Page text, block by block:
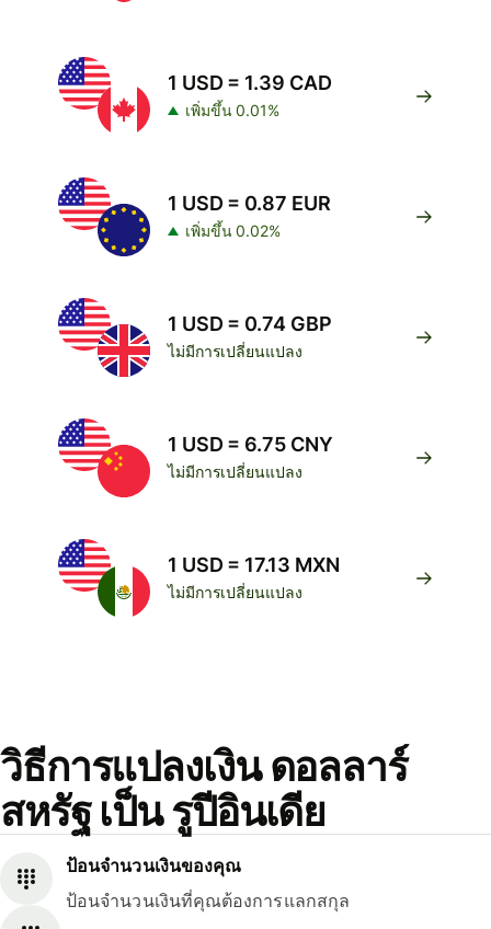
1 USD = 1.39 CAD
เพิ่มขึ้น 0.01%
1 USD = 0.87 EUR
เพิ่มขึ้น 0.02%
1 USD = 0.74 GBP
ไม่มีการเปลี่ยนแปลง
1 USD = 6.75 CNY
ไม่มีการเปลี่ยนแปลง
1 USD = 17.13 MXN
ไม่มีการเปลี่ยนแปลง
วิธีการแปลงเงิน ดอลลาร์
สหรัฐ เป็น รูปีอินเดีย
ป้อนจำนวนเงินของคุณ
ป้อนจำนวนเงินที่คุณต้องการแลกสกุล